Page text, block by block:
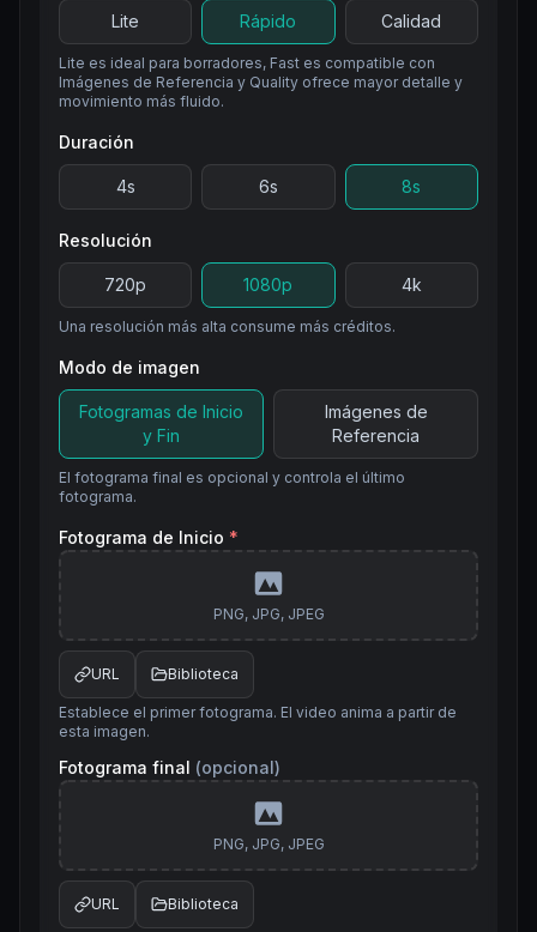
Lite Rápido Calidad
Lite es ideal para borradores, Fast es compatible con
Imágenes de Referencia y Quality ofrece mayor detalle y
movimiento más fluido.
Duración
4s 6s 8s
Resolución
720p 1080p 4k
Una resolución más alta consume más créditos.
Modo de imagen
Fotogramas de Inicio
y Fin
Imágenes de
Referencia
El fotograma final es opcional y controla el último
fotograma.
Fotograma de Inicio *
PNG, JPG, JPEG
URL Biblioteca
Establece el primer fotograma. El video anima a partir de
esta imagen.
Fotograma final (opcional)
PNG, JPG, JPEG
URL Biblioteca